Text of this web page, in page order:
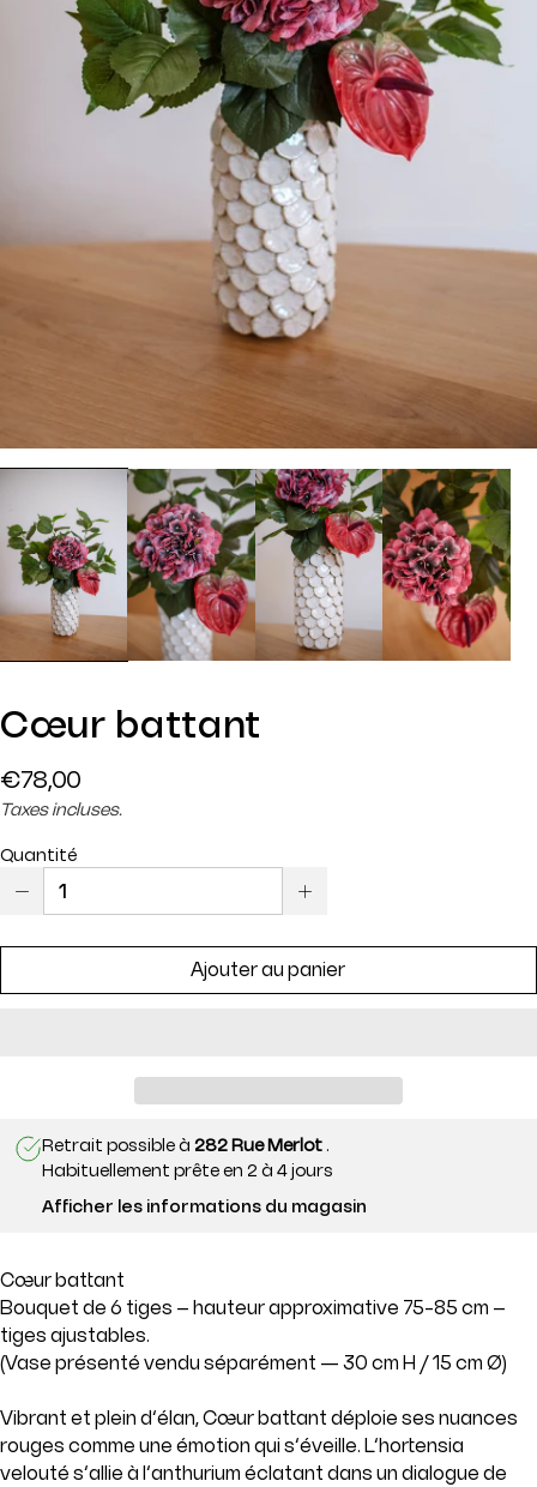
Cœur battant
Prix
régulier
€78,00
Taxes incluses.
Quantité
Ajouter au panier
Retrait possible à 282 Rue Merlot.
Habituellement prête en 2 à 4 jours
Afficher les informations du magasin
Cœur battant
Bouquet de 6 tiges – hauteur approximative 75-85 cm –
tiges ajustables.
(Vase présenté vendu séparément — 30 cm H / 15 cm Ø)
Vibrant et plein d’élan, Cœur battant déploie ses nuances
rouges comme une émotion qui s’éveille. L’hortensia
velouté s’allie à l’anthurium éclatant dans un dialogue de